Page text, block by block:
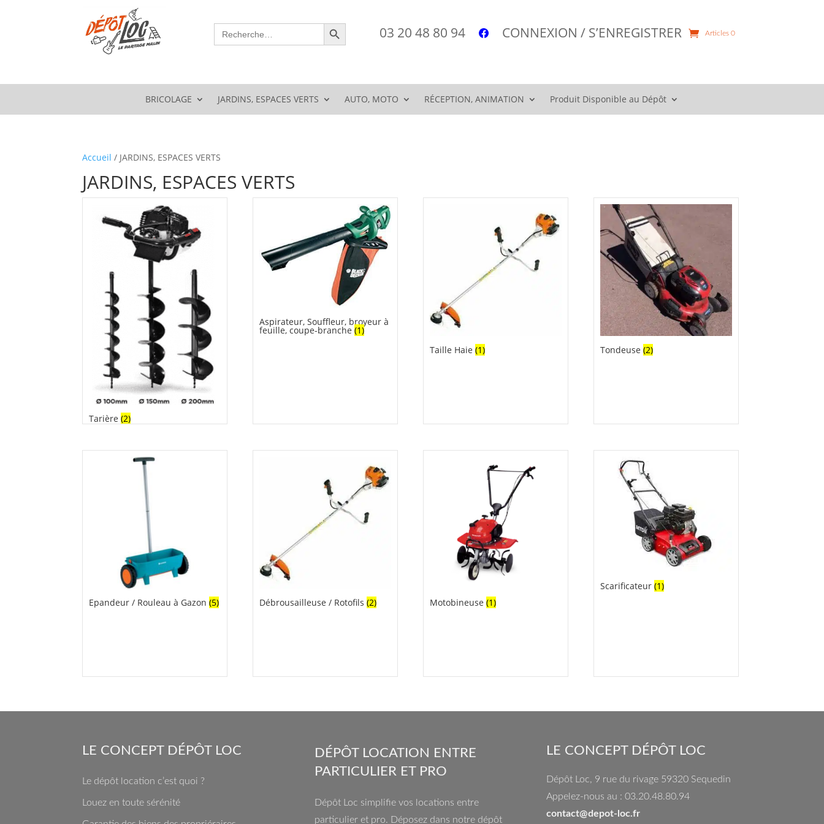
Search
for:
Search Button
03 20 48 80 94 CONNEXION / S’ENREGISTRER Articles 0
BRICOLAGE JARDINS, ESPACES VERTS AUTO, MOTO RÉCEPTION, ANIMATION Produit Disponible au Dépôt
Accueil / JARDINS, ESPACES VERTS
JARDINS, ESPACES VERTS
Tarière(2)
Aspirateur, Souffleur, broyeur à
feuille, coupe-branche(1)
Taille Haie(1) Tondeuse(2)
Epandeur / Rouleau à Gazon(5) Débrousailleuse / Rotofils(2) Motobineuse(1)
Scarificateur(1)
LE CONCEPT DÉPÔT LOC
Le dépôt location c’est quoi ?
Louez en toute sérénité
DÉPÔT LOCATION ENTRE
PARTICULIER ET PRO
Dépôt Loc simplifie vos locations entre
particulier et pro. Déposez dans notre dépôt
LE CONCEPT DÉPÔT LOC
Dépôt Loc, 9 rue du rivage 59320 Sequedin
Appelez-nous au : 03.20.48.80.94
contact@depot-loc.fr